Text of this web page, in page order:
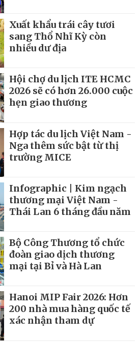
Xuất khẩu trái cây tươi
sang Thổ Nhĩ Kỳ còn
nhiều dư địa
Hội chợ du lịch ITE HCMC
2026 sẽ có hơn 26.000 cuộc
hẹn giao thương
Hợp tác du lịch Việt Nam -
Nga thêm sức bật từ thị
trường MICE
Infographic | Kim ngạch
thương mại Việt Nam -
Thái Lan 6 tháng đầu năm
Bộ Công Thương tổ chức
đoàn giao dịch thương
mại tại Bỉ và Hà Lan
Hanoi MIP Fair 2026: Hơn
200 nhà mua hàng quốc tế
xác nhận tham dự